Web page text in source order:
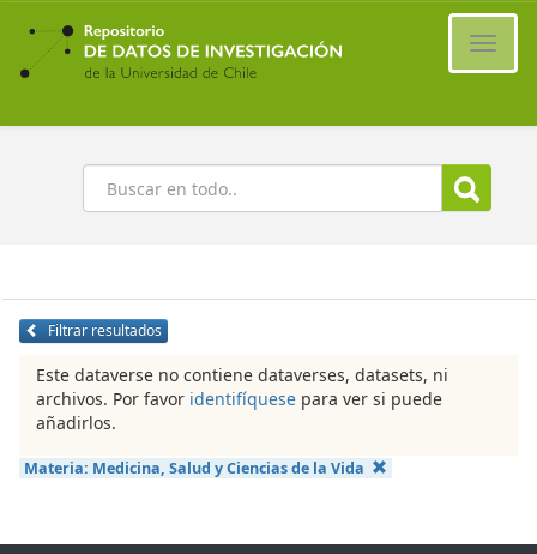
Ir
contenido
principal
Buscar
Filtrar resultados
Este dataverse no contiene dataverses, datasets, ni
archivos. Por favor identifíquese para ver si puede
añadirlos.
Materia: Medicina, Salud y Ciencias de la Vida